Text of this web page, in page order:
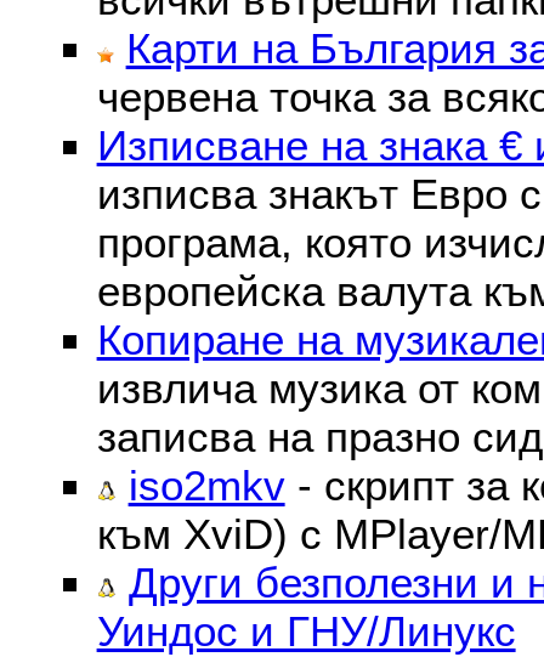
Карти на България
червена точка за
Изписване на знака €
изписва знакът Евро
програма, която
европейска валута
Копиране на
извлича музика от
записва на празно
iso2mkv- скрипт за
към XviD) с MPlayer/
Други безполезни и
Уиндос и ГНУ/Линукс